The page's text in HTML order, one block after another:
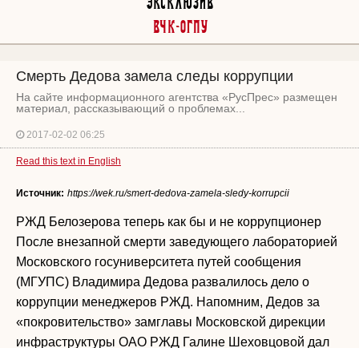
ВЧК-ОГПУ
Смерть Дедова замела следы коррупции
На сайте информационного агентства «РусПрес» размещен
материал, рассказывающий о проблемах...
2017-02-02 06:25
Read this text in English
Источник: https://wek.ru/smert-dedova-zamela-sledy-korrupcii
РЖД Белозерова теперь как бы и не коррупционер
После внезапной смерти заведующего лабораторией
Московского госуниверситета путей сообщения
(МГУПС) Владимира Дедова развалилось дело о
коррупции менеджеров РЖД. Напомним, Дедов за
«покровительство» замглавы Московской дирекции
инфраструктуры ОАО РЖД Галине Шеховцовой дал